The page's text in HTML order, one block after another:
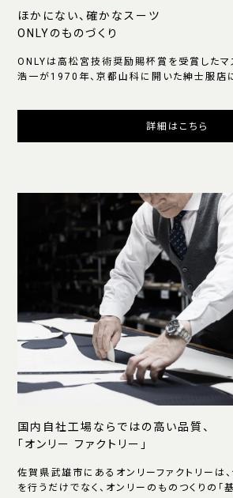
ほかにない、確かなスーツ
ONLYのものづくり
ONLYは高松宮技術奨励賜杯賞を受賞したマ
浩一が1970年、京都山科に開いた紳士服店に
詳細はこちら
国内自社工場ならではの高い品質、
「オンリー ファクトリー」
佐賀県武雄市にあるオンリーファクトリーは
を行うだけでなく、オンリーのものつくりの「